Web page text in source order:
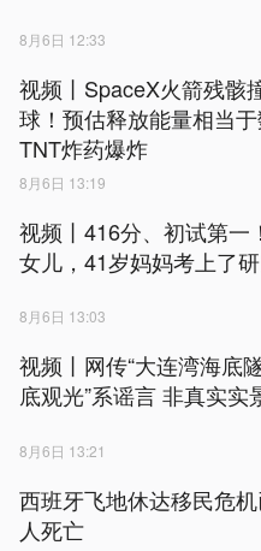
8月6日 12:33
视频丨SpaceX火箭残骸
球！预估释放能量相当
TNT炸药爆炸
8月6日 13:19
视频丨416分、初试第一
女儿，41岁妈妈考上了
8月6日 13:03
视频丨网传“大连湾海底
底观光”系谣言 非真实实
8月6日 13:21
西班牙飞地休达移民危
人死亡